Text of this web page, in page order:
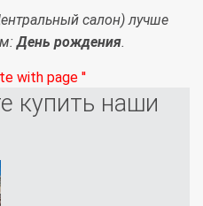
салон) лучше
День рождения.
with page ''
купить наши